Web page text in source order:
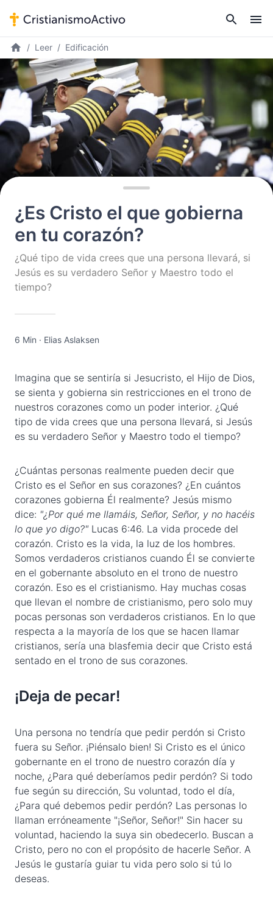
Leer Edificación
¿Es Cristo el que gobierna
en tu corazón?
¿Qué tipo de vida crees que una persona llevará, si
Jesús es su verdadero Señor y Maestro todo el
tiempo?
6 Min · Elias Aslaksen
Imagina que se sentiría si Jesucristo, el Hijo de Dios,
se sienta y gobierna sin restricciones en el trono de
nuestros corazones como un poder interior. ¿Qué
tipo de vida crees que una persona llevará, si Jesús
es su verdadero Señor y Maestro todo el tiempo?
¿Cuántas personas realmente pueden decir que
Cristo es el Señor en sus corazones? ¿En cuántos
corazones gobierna Él realmente? Jesús mismo
dice: "¿Por qué me llamáis, Señor, Señor, y no hacéis
lo que yo digo?" Lucas 6:46. La vida procede del
corazón. Cristo es la vida, la luz de los hombres.
Somos verdaderos cristianos cuando Él se convierte
en el gobernante absoluto en el trono de nuestro
corazón. Eso es el cristianismo. Hay muchas cosas
que llevan el nombre de cristianismo, pero solo muy
pocas personas son verdaderos cristianos. En lo que
respecta a la mayoría de los que se hacen llamar
cristianos, sería una blasfemia decir que Cristo está
sentado en el trono de sus corazones.
¡Deja de pecar!
Una persona no tendría que pedir perdón si Cristo
fuera su Señor. ¡Piénsalo bien! Si Cristo es el único
gobernante en el trono de nuestro corazón día y
noche, ¿Para qué deberíamos pedir perdón? Si todo
fue según su dirección, Su voluntad, todo el día,
¿Para qué debemos pedir perdón? Las personas lo
llaman erróneamente "¡Señor, Señor!" Sin hacer su
voluntad, haciendo la suya sin obedecerlo. Buscan a
Cristo, pero no con el propósito de hacerle Señor. A
Jesús le gustaría guiar tu vida pero solo si tú lo
deseas.